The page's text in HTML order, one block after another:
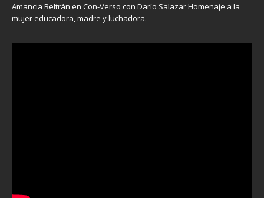
Amancia Beltrán en Con-Verso con Darío Salazar Homenaje a la
mujer educadora, madre y luchadora.